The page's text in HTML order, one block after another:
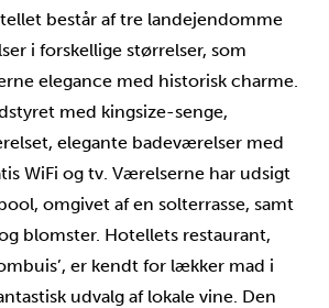
består af tre landejendomme
i forskellige størrelser, som
elegance med historisk charme.
med kingsize-senge,
elegante badeværelser med
WiFi og tv. Værelserne har udsigt
omgivet af en solterrasse, samt
blomster. Hotellets restaurant,
er kendt for lækker mad i
udvalg af lokale vine. Den